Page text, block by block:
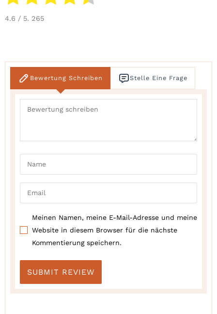
4.6 / 5. 265
Bewertung Schreiben Stelle Eine Frage
Meinen Namen, meine E-Mail-Adresse und meine
Website in diesem Browser für die nächste
Kommentierung speichern.